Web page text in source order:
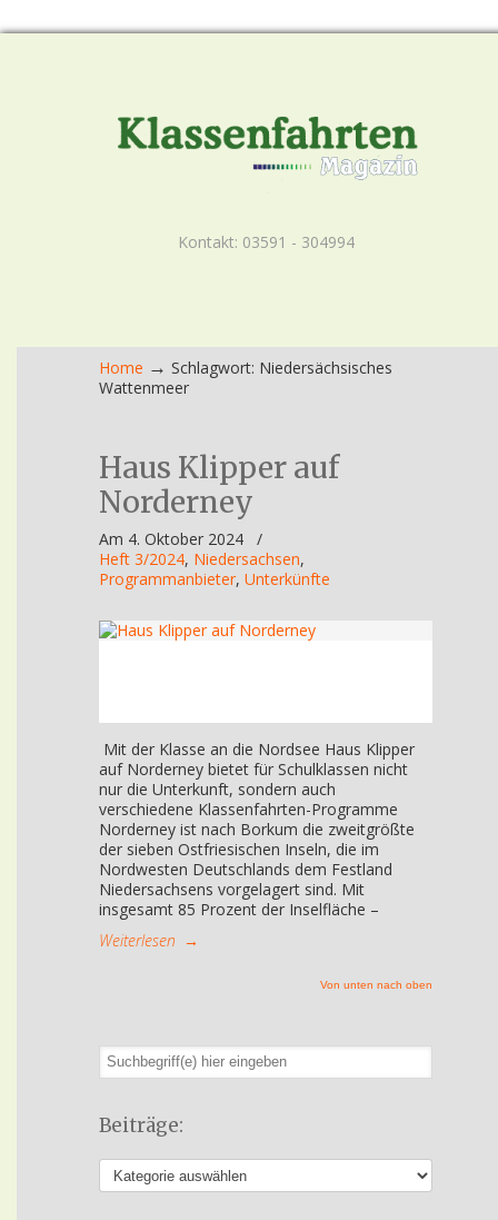
Kontakt: 03591 - 304994
Home → Schlagwort: Niedersächsisches
Wattenmeer
Haus Klipper auf
Norderney
Am 4. Oktober 2024
/
Heft 3/2024, Niedersachsen,
Programmanbieter, Unterkünfte
Mit der Klasse an die Nordsee Haus Klipper
auf Norderney bietet für Schulklassen nicht
nur die Unterkunft, sondern auch
verschiedene Klassenfahrten-Programme
Norderney ist nach Borkum die zweitgrößte
der sieben Ostfriesischen Inseln, die im
Nordwesten Deutschlands dem Festland
Niedersachsens vorgelagert sind. Mit
insgesamt 85 Prozent der Inselfläche –
Weiterlesen →
Von unten nach oben
Beiträge: